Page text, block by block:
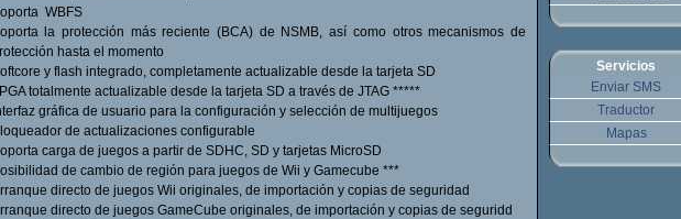
WBFS
la protección más reciente (BCA) de NSMB, así como otros mecanismos de
hasta el momento
y flash integrado, completamente actualizable desde la tarjeta SD
totalmente actualizable desde la tarjeta SD a través de JTAG *****
gráfica de usuario para la configuración y selección de multijuegos
de actualizaciones configurable
carga de juegos a partir de SDHC, SD y tarjetas MicroSD
de cambio de región para juegos de Wii y Gamecube ***
directo de juegos Wii originales, de importación y copias de seguridad
directo de juegos GameCube originales, de importación y copias de seguridd
Servicios
Enviar SMS
Traductor
Mapas